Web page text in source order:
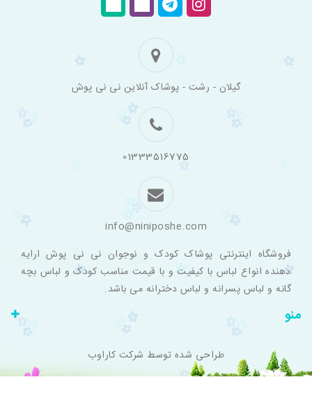
گیلان - رشت - پوشاک آنلاین نی نی پوش
01333516775
info@niniposhe.com
فروشگاه اینترنتی پوشاک کودک و نوجوان نی نی پوش ارایه
دهنده انواع لباس با کیفیت و با قیمت مناسب کودک و لباس بچه
گانه و لباس پسرانه و لباس دخترانه می باشد.
منو
طراحی شده توسط شرکت کاراوب